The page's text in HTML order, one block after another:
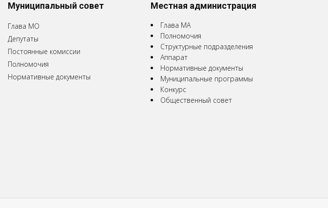
Муниципальный совет
Глава МО
Депутаты
Постоянные комиссии
Полномочия
Нормативные документы
Местная администрация
Глава МА
Полномочия
Структурные подразделения
Аппарат
Нормативные документы
Муниципальные программы
Конкурс
Общественный совет